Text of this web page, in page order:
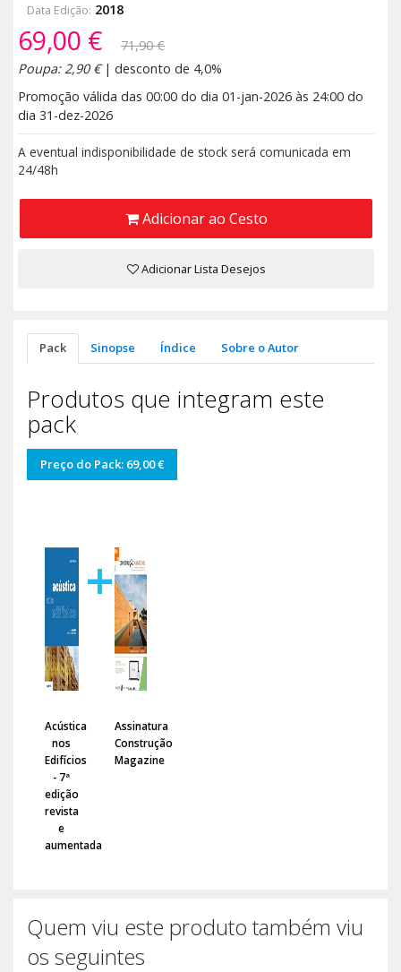
Data Edição: 2018
69,00 €
71,90 €
Poupa: 2,90 €| desconto de 4,0%
Promoção válida das 00:00 do dia 01-jan-2026 às 24:00 do
dia 31-dez-2026
A eventual indisponibilidade de stock será comunicada em
24/48h
Adicionar ao Cesto
Adicionar Lista Desejos
Pack Sinopse Índice Sobre o Autor
Produtos que integram este
pack
Preço do Pack: 69,00 €
Acústica
nos
Edifícios
- 7ª
edição
revista
e
aumentada
Assinatura
Construção
Magazine
Quem viu este produto também viu
os seguintes